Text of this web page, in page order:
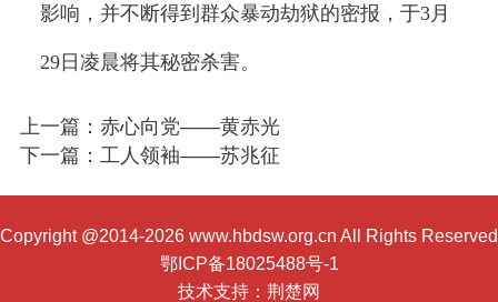
影响，并不断得到群众暴动劫狱的密报，于3月
29日凌晨将其秘密杀害。
上一篇：赤心向党——黄赤光
下一篇：工人领袖——苏兆征
Copyright @2014-2026 www.hbdsw.org.cn All Rights Reserved
鄂ICP备18025488号-1
技术支持： 荆楚网